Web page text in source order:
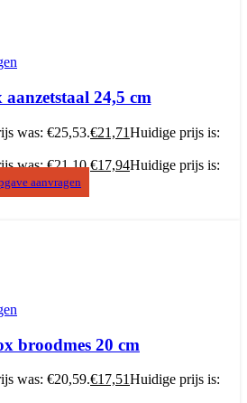
24,5 cm
was: €25,53.€21,71Huidige prijs is:
was: €21,10.€17,94Huidige prijs is:
aanvragen
broodmes 20 cm
was: €20,59.€17,51Huidige prijs is: